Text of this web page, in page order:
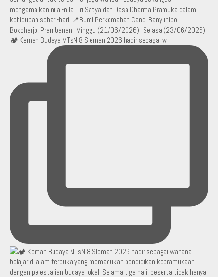
🏕️ Kemah Budaya MTsN 8 Sleman 2026 hadir sebagai w